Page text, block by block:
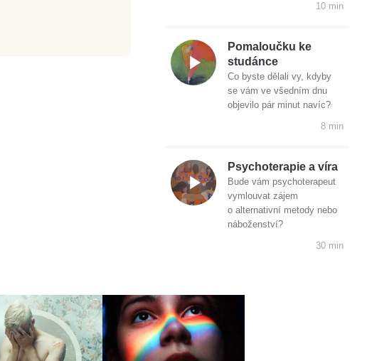
10 min
Pomaloučku ke
studánce
Co byste dělali vy, kdyby
se vám ve všedním dnu
objevilo pár minut navíc?
8 min
Psychoterapie a víra
Bude vám psychoterapeut
vymlouvat zájem
o alternativní metody nebo
náboženství?
30 min